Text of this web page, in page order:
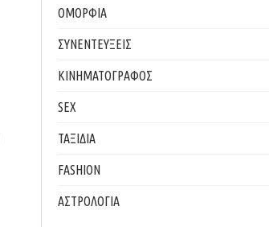
ΟΜΟΡΦΙΑ
ΣΥΝΕΝΤΕΥΞΕΙΣ
ΚΙΝΗΜΑΤΟΓΡΑΦΟΣ
SEX
ΤΑΞΙΔΙΑ
FASHION
ΑΣΤΡΟΛΟΓΙΑ